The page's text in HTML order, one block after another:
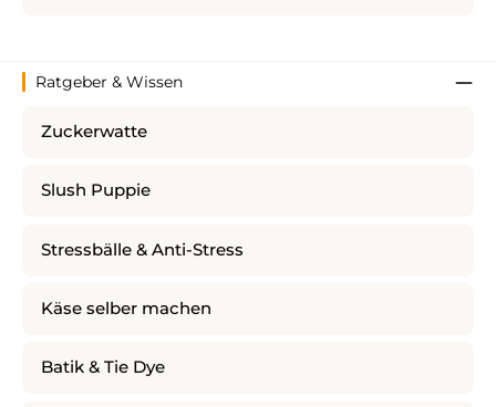
Ratgeber & Wissen
Zuckerwatte
Slush Puppie
Stressbälle & Anti-Stress
Käse selber machen
Batik & Tie Dye